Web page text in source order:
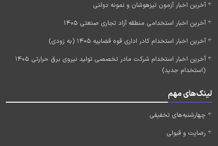
آخرین اخبار آزمون تیزهوشان و نمونه دولتی
آخرین اخبار استخدامی منطقه آزاد تجاری صنعتی 1405
آخرین اخبار استخدام کادر اداری قوه قضاییه 1405 (به زودی)
آخرین اخبار استخدام شرکت مادر تخصصی تولید نیروی برق حرارتی 1405
(استخدام جدید)
لینک‌های مهم
چهارشنبه‌های تخفیفی
رضایت و قبولی